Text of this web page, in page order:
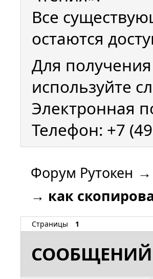
Все
остаются
Для
используйте
Электронная
Телефон: +7
Форум Рутокен →
→ как
Страницы 1
СООБЩЕНИЙ